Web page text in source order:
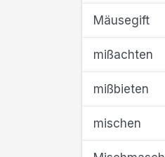
Mäusegift
mißachten
mißbieten
mischen